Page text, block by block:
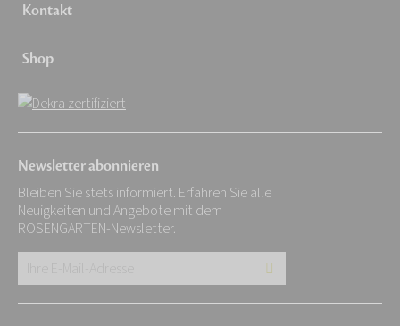
Kontakt
Shop
Newsletter abonnieren
Bleiben Sie stets informiert. Erfahren Sie alle
Neuigkeiten und Angebote mit dem
ROSENGARTEN-Newsletter.